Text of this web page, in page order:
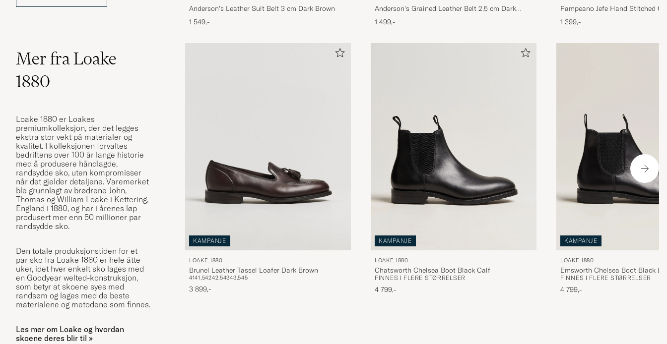
Anderson's Leather Suit Belt 3 cm Dark Brown
1 549,-
Anderson's Grained Leather Belt 2,5 cm Dark
Brown
1 499,-
Pampeano Jefe Hand Stitched
Belt 3,5cm Brown/Blue
1 399,-
Mer fra Loake
1880
Loake 1880 er Loakes
premiumkolleksjon, der det legges
ekstra stor vekt på materialer og
kvalitet. I kolleksjonen forvaltes
bedriftens over 100 år lange historie
med å produsere håndlagde,
randsydde sko, uten kompromisser
når det gjelder detaljene. Varemerket
ble grunnlagt av brødrene John,
Thomas og William Loake i Kettering,
England i 1880, og har i årenes løp
produsert mer enn 50 millioner par
randsydde sko.
Den totale produksjonstiden for et
par sko fra Loake 1880 er hele åtte
uker, idet hver enkelt sko lages med
en Goodyear welted-konstruksjon,
som betyr at skoene syes med
randsøm og lages med de beste
materialene og metodene som finnes.
Les mer om Loake og hvordan
skoene deres blir til »
KAMPANJE
LOAKE 1880
Brunel Leather Tassel Loafer Dark Brown
4141,54242,54343,545
3 899,-
KAMPANJE
LOAKE 1880
Chatsworth Chelsea Boot Black Calf
FINNES I FLERE STØRRELSER
4 799,-
KAMPANJE
LOAKE 1880
Emsworth Chelsea Boot Black
FINNES I FLERE STØRRELSER
4 799,-